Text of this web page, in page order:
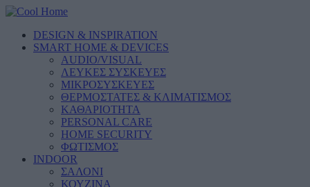
DESIGN & INSPIRATION
SMART HOME & DEVICES
AUDIO/VISUAL
ΛΕΥΚΕΣ ΣΥΣΚΕΥΕΣ
ΜΙΚΡΟΣΥΣΚΕΥΕΣ
ΘΕΡΜΟΣΤΑΤΕΣ & ΚΛΙΜΑΤΙΣΜΟΣ
ΚΑΘΑΡΙΟΤΗΤΑ
PERSONAL CARE
HOME SECURITY
ΦΩΤΙΣΜΟΣ
INDOOR
ΣΑΛΟΝΙ
ΚΟΥΖΙΝΑ